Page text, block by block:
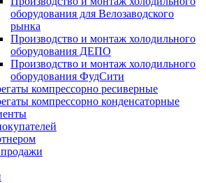
оборудования для Велозаводского
рынка
Производство и монтаж холодильного
оборудования ДЕПО
Производство и монтаж холодильного
оборудования ФудСити
компрессорно ресиверные
компрессорно конденсаторные